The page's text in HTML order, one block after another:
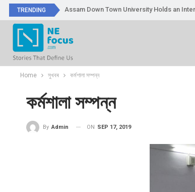
TRENDING Assam Down Town University Holds an
Home সুখবৰ কৰ্মশালা সম্পন্ন
কৰ্মশালা সম্পন্ন
By Admin ON SEP 17, 2019